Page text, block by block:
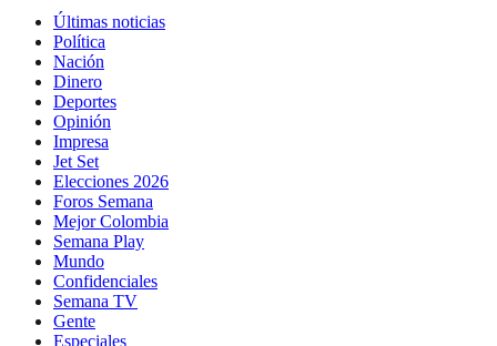
Últimas noticias
Política
Nación
Dinero
Deportes
Opinión
Impresa
Jet Set
Elecciones 2026
Foros Semana
Mejor Colombia
Semana Play
Mundo
Confidenciales
Semana TV
Gente
Especiales